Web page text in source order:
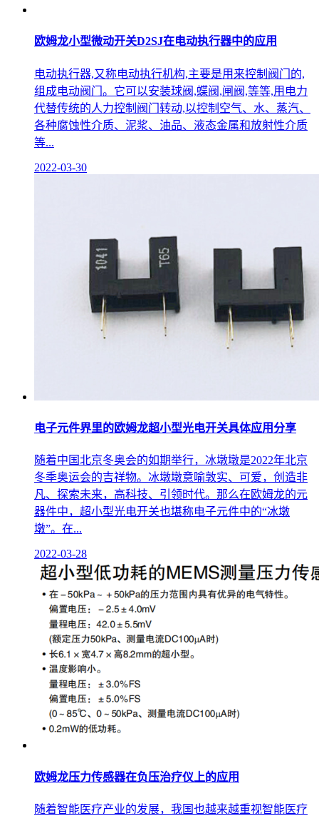
欧姆龙小型微动开关D2SJ在电动执行器中的应用
电动执行器,又称电动执行机构,主要是用来控制阀门的,
组成电动阀门。它可以安装球阀,蝶阀,闸阀,等等,用电力
代替传统的人力控制阀门转动,以控制空气、水、蒸汽、
各种腐蚀性介质、泥浆、油品、液态金属和放射性介质
等...
2022-03-30
电子元件界里的欧姆龙超小型光电开关具体应用分享
随着中国北京冬奥会的如期举行，冰墩墩是2022年北京
冬季奥运会的吉祥物。冰墩墩意喻敦实、可爱，创造非
凡、探索未来，高科技、引领时代。那么在欧姆龙的元
器件中，超小型光电开关也堪称电子元件中的“冰墩
墩”。在...
2022-03-28
欧姆龙压力传感器在负压治疗仪上的应用
随着智能医疗产业的发展，我国也越来越重视智能医疗